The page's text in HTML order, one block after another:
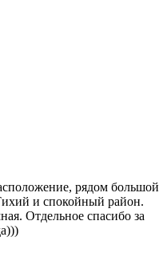
рядом большой
и спокойный район.
Отдельное спасибо за